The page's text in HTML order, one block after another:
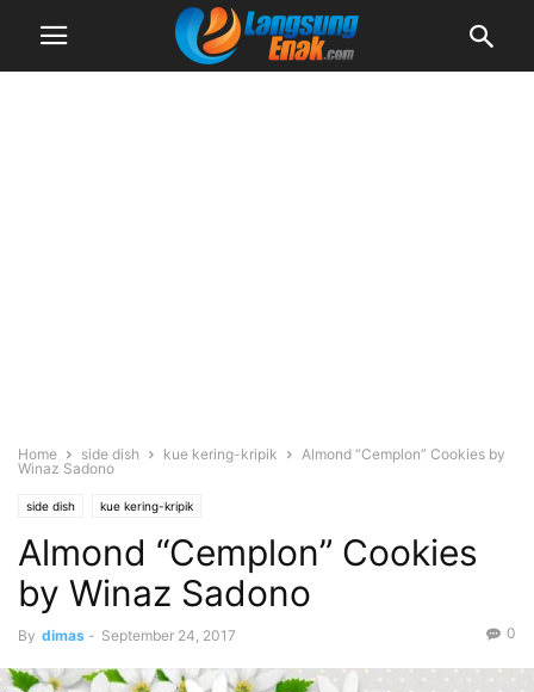
Home side dish kue kering-kripik
Almond “Cemplon” Cookies by
Winaz Sadono
side dish kue kering-kripik
Almond “Cemplon” Cookies
by Winaz Sadono
By dimas - September 24, 2017 0